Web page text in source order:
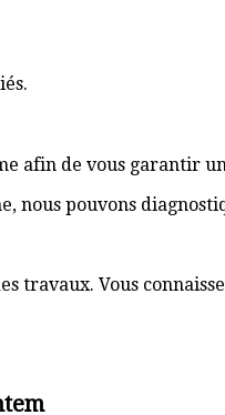
afin de vous garantir
nous pouvons
travaux. Vous